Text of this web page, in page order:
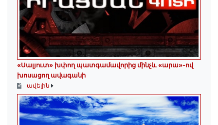
«Սալյուտ» խփող պատգամավորից մինչև «արա»-ով
խոսացող ավագանի
ավելին